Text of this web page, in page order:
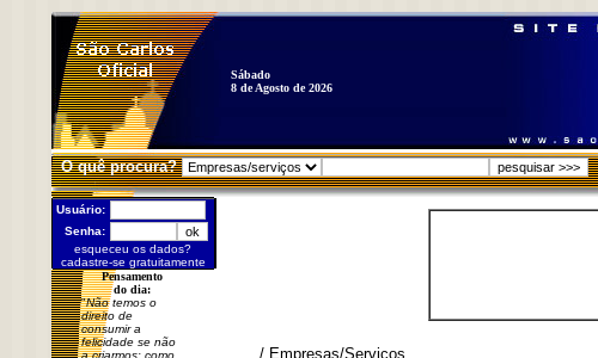
Sábado
8 de Agosto de 2026
O quê procura?
Usuário:
Senha:
esqueceu os dados?
cadastre-se gratuitamente
Pensamento
do dia:
"Não temos o
direito de
consumir a
felicidade se não
a criarmos: como
/ Empresas/Serviços